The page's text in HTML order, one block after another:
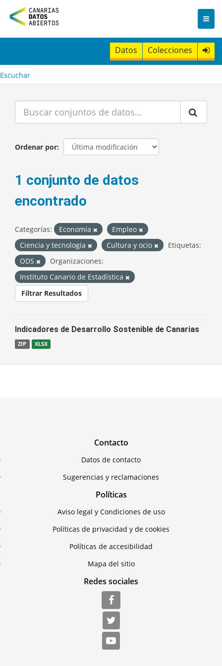
n
t
Datos Colecciones
Escuchar
Ordenar por
1 conjunto de datos
encontrado
Categorías: Economía
Empleo
Ciencia y tecnología
Cultura y ocio
Etiquetas:
ODS
Organizaciones:
Instituto Canario de Estadística
Filtrar Resultados
Indicadores de Desarrollo Sostenible de Canarias
ZIP XLSX
Contacto
Datos de contacto
Sugerencias y reclamaciones
Políticas
Aviso legal y Condiciones de uso
Políticas de privacidad y de cookies
Políticas de accesibilidad
Mapa del sitio
Redes sociales